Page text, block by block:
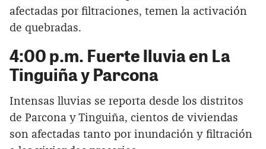
afectadas por filtraciones, temen la activación
de quebradas.
4:00 p.m. Fuerte lluvia en La
Tinguiña y Parcona
Intensas lluvias se reporta desde los distritos
de Parcona y Tinguiña, cientos de viviendas
son afectadas tanto por inundación y filtración